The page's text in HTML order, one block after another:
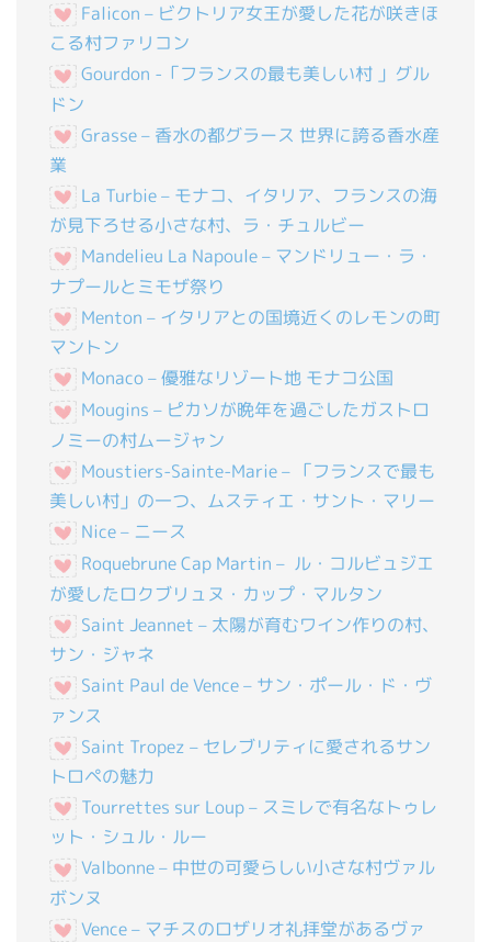
Falicon – ビクトリア女王が愛した花が咲きほ
こる村ファリコン
Gourdon -「フランスの最も美しい村 」グル
ドン
Grasse – 香水の都グラース 世界に誇る香水産
業
La Turbie – モナコ、イタリア、フランスの海
が見下ろせる小さな村、ラ・チュルビー
Mandelieu La Napoule – マンドリュー・ラ・
ナプールとミモザ祭り
Menton – イタリアとの国境近くのレモンの町
マントン
Monaco – 優雅なリゾート地 モナコ公国
Mougins – ピカソが晩年を過ごしたガストロ
ノミーの村ムージャン
Moustiers-Sainte-Marie – 「フランスで最も
美しい村」の一つ、ムスティエ・サント・マリー
Nice – ニース
Roquebrune Cap Martin – ル・コルビュジエ
が愛したロクブリュヌ・カップ・マルタン
Saint Jeannet – 太陽が育むワイン作りの村、
サン・ジャネ
Saint Paul de Vence – サン・ポール・ド・ヴ
ァンス
Saint Tropez – セレブリティに愛されるサン
トロペの魅力
Tourrettes sur Loup – スミレで有名なトゥレ
ット・シュル・ルー
Valbonne – 中世の可愛らしい小さな村ヴァル
ボンヌ
Vence – マチスのロザリオ礼拝堂があるヴァ